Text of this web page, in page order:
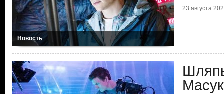
Новость
23 августа